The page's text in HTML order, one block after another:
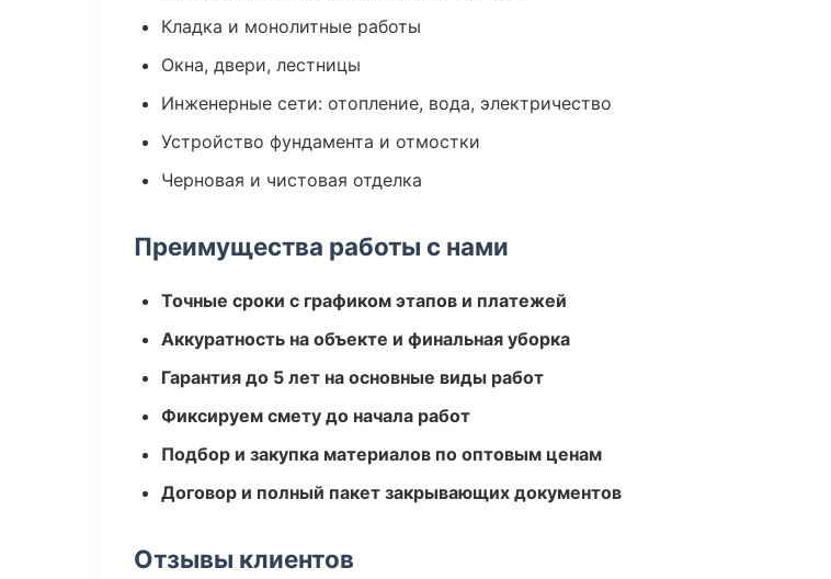
Кладка и монолитные работы
Окна, двери, лестницы
Инженерные сети: отопление, вода, электричество
Устройство фундамента и отмостки
Черновая и чистовая отделка
Преимущества работы с нами
Точные сроки с графиком этапов и платежей
Аккуратность на объекте и финальная уборка
Гарантия до 5 лет на основные виды работ
Фиксируем смету до начала работ
Подбор и закупка материалов по оптовым ценам
Договор и полный пакет закрывающих документов
Отзывы клиентов